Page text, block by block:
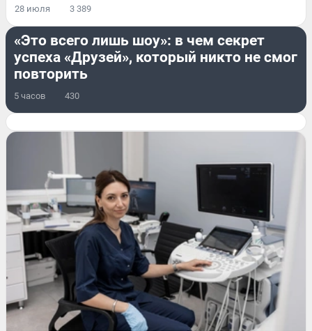
28 июля 3 389
«Это всего лишь шоу»: в чем секрет
успеха «Друзей», который никто не смог
повторить
5 часов 430